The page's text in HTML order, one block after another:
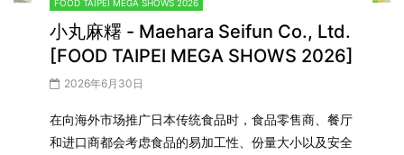
FOOD TAIPEI MEGA SHOWS 2026
小丸麻糬 - Maehara Seifun Co., Ltd.
[FOOD TAIPEI MEGA SHOWS 2026]
2026年6月30日
在向海外市场推广日本传统食品时，食品零售商、餐厅
和进口商都会考虑食品的易加工性、份量大小以及安全